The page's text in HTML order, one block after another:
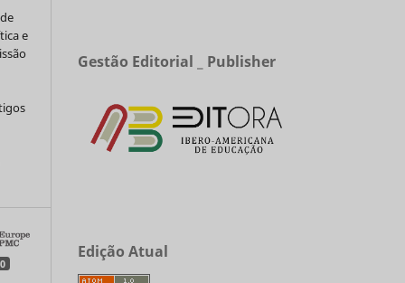
e
0
Gestão Editorial _ Publisher
Edição Atual